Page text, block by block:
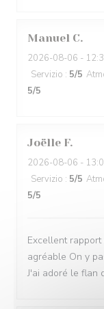
Manuel C
2026-08-06 -
Servizio : 5/5
5/5
Joëlle F
2026-08-06 -
Servizio : 5/5
5/5
Excellent
agréable On y
J'ai adoré le flan